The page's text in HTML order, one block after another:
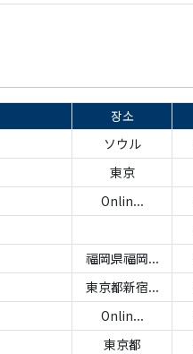
장소
ソウル
東京
Onlin...
福岡県福岡...
東京都新宿...
Onlin...
東京都